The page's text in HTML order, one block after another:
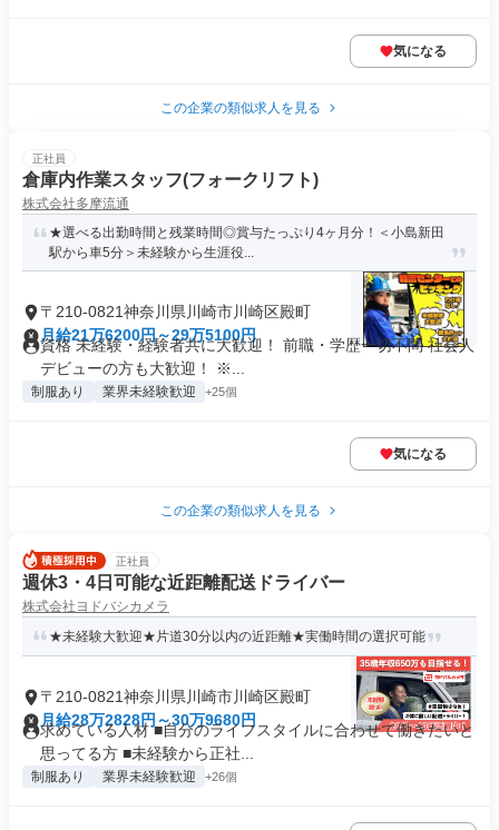
気になる
この企業の類似求人を見る
正社員
倉庫内作業スタッフ(フォークリフト)
株式会社多摩流通
★選べる出勤時間と残業時間◎賞与たっぷり4ヶ月分！＜小島新田
駅から車5分＞未経験から生涯役...
〒210-0821神奈川県川崎市川崎区殿町
月給21万6200円～29万5100円
資格 未経験・経験者共に大歓迎！ 前職・学歴一切不問 社会人
デビューの方も大歓迎！ ※...
制服あり 業界未経験歓迎 +25個
気になる
この企業の類似求人を見る
正社員
週休3・4日可能な近距離配送ドライバー
株式会社ヨドバシカメラ
★未経験大歓迎★片道30分以内の近距離★実働時間の選択可能
〒210-0821神奈川県川崎市川崎区殿町
月給28万2828円～30万9680円
求めている人材 ■自分のライフスタイルに合わせて働きたいと
思ってる方 ■未経験から正社...
制服あり 業界未経験歓迎 +26個